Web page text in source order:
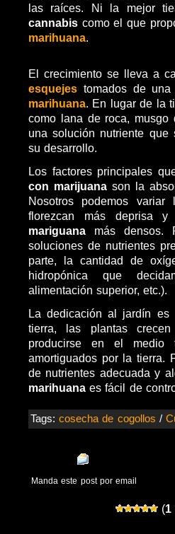
las raíces. Ni la mejor
cannabis como el que
marihuana.
El crecimiento se lleva a
esquejes tomados de
marihuana. En lugar de la
como lana de roca,
una solución nutriente
su desarrollo.
Los factores principales
con marijuana son la
Nosotros podemos
florezcan más deprisa
mariguana más densos.
soluciones de nutrientes
parte, la cantidad de
hidropónica que
alimentación superior, etc.).
La dedicación al jardín
tierra, las plantas
producirse en el medio
amortiguados por la tierra.
de nutrientes adecuada y
marihuana es fácil de
Tags:cosecha de cogollos /
Manda este post por email
(1